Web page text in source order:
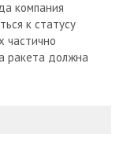
компания
к статусу
частично
ракета должна